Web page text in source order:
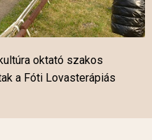
oktató szakos
a Fóti Lovasterápiás